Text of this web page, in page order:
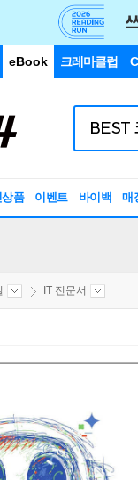
eBook 크레마클럽
상품 이벤트 바이백 매
IT 전문서